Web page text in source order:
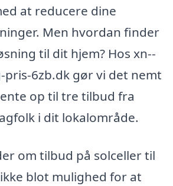
at reducere dine
Men hvordan finder
til dit hjem? Hos xn--
pris-6zb.dk gør vi det nemt
op til tre tilbud fra
i dit lokalområde.
om tilbud på solceller til
blot mulighed for at